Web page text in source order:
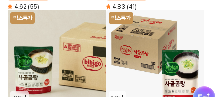
4.62 (55) 4.83 (41)
박스특가
박스특가
fai